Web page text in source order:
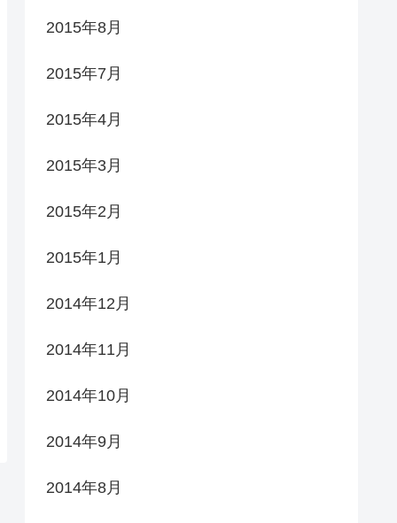
2015年8月
2015年7月
2015年4月
2015年3月
2015年2月
2015年1月
2014年12月
2014年11月
2014年10月
2014年9月
2014年8月